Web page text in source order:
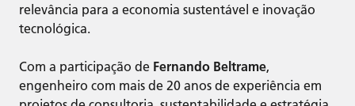
relevância para a economia sustentável e inovação
tecnológica.
Com a participação de Fernando Beltrame,
engenheiro com mais de 20 anos de experiência em